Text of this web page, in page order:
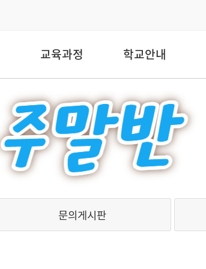
교육과정 학교안내
문의게시판